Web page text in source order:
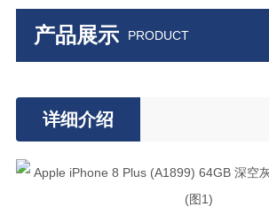
产品展示 PRODUCT
详细介绍